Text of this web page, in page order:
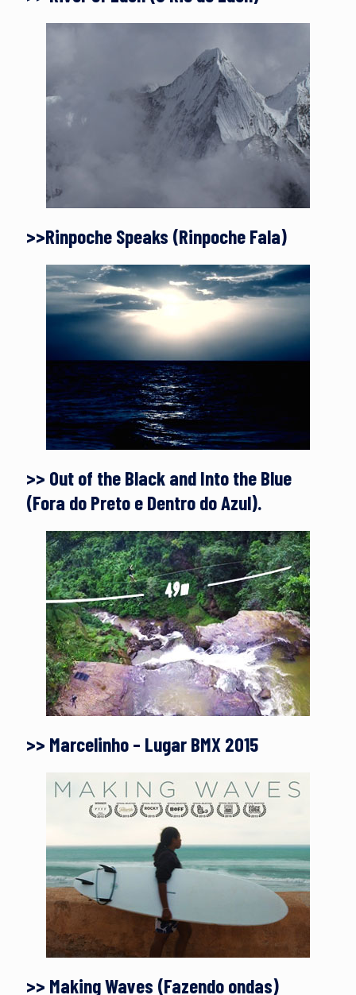
>>Rinpoche Speaks (Rinpoche Fala)
>> Out of the Black and Into the Blue
(Fora do Preto e Dentro do Azul).
>> Marcelinho – Lugar BMX 2015
>> Making Waves (Fazendo ondas)